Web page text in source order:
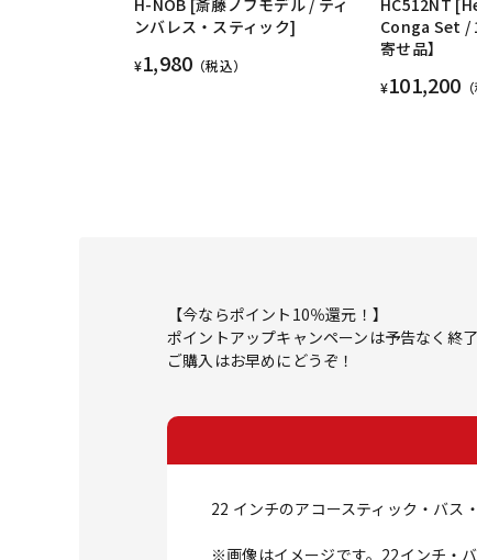
ンバレス・スティック]
¥1,980 （税込）
Conga Set /
寄せ品】
¥101,200
【今ならポイント10％還元！】
ポイントアップキャンペーンは予告なく終
ご購入はお早めにどうぞ！
22 インチのアコースティック・バス
※画像はイメージです。22インチ・